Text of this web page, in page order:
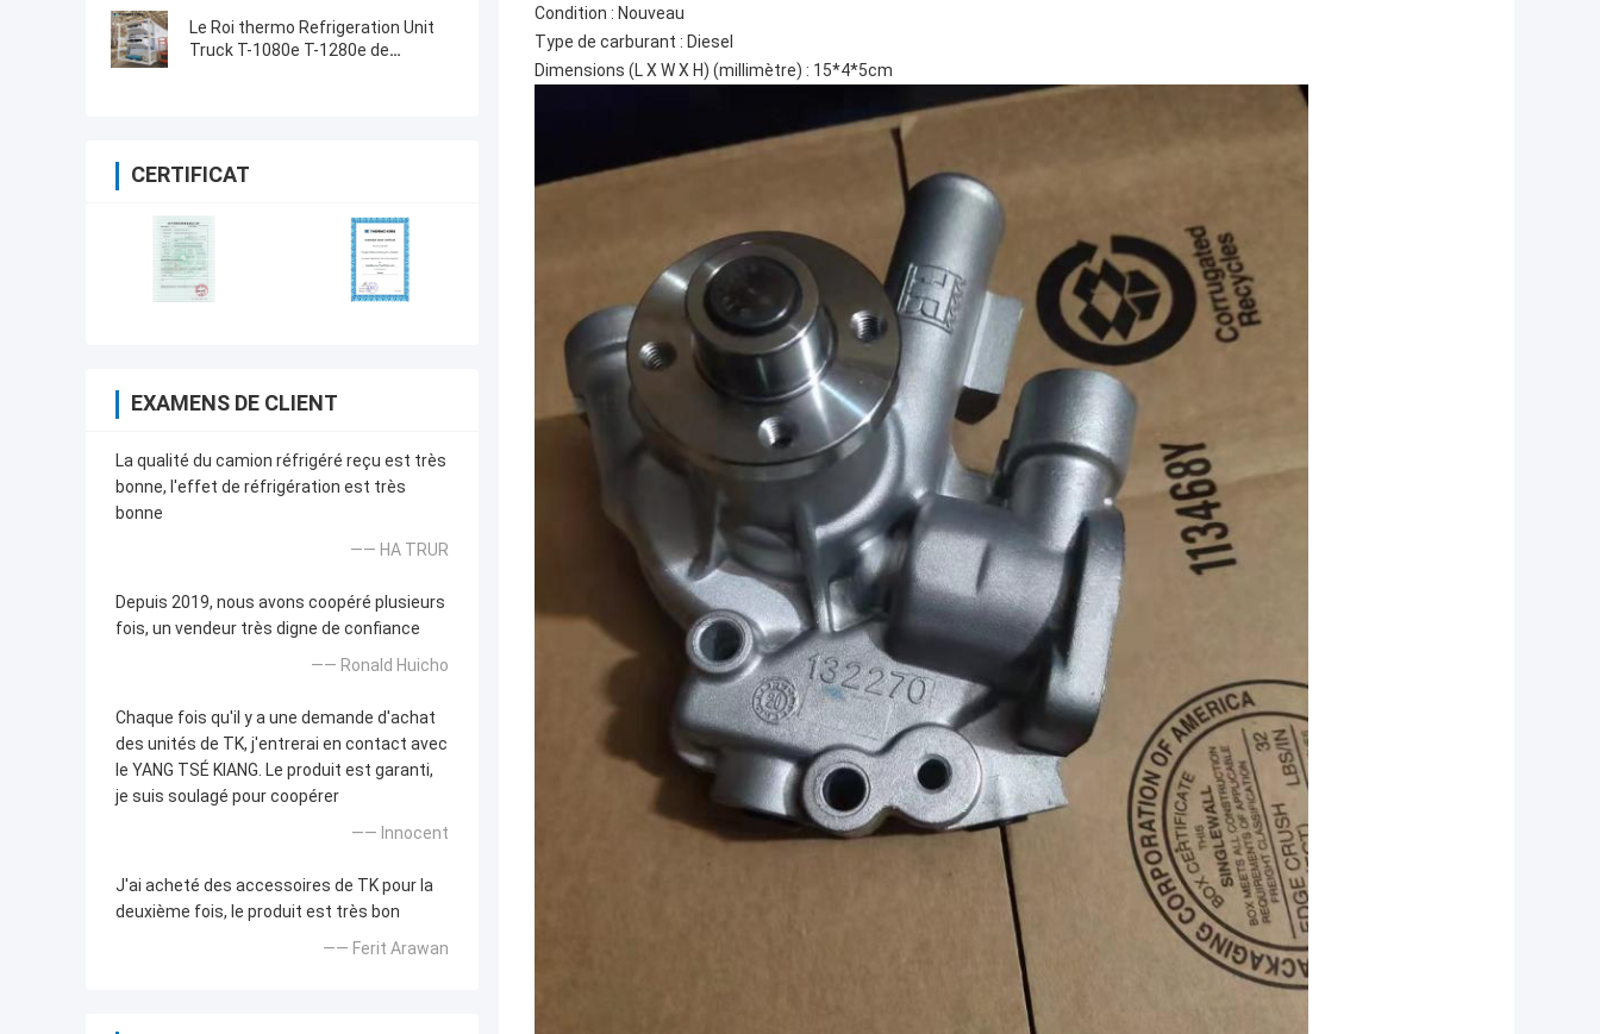
SR3 SR4
Le Roi thermo Refrigeration Unit
Truck T-1080e T-1280e de
CERTIFICAT
EXAMENS DE CLIENT
La qualité du camion réfrigéré reçu est très
bonne, l'effet de réfrigération est très
bonne
—— HA TRUR
Depuis 2019, nous avons coopéré plusieurs
fois, un vendeur très digne de confiance
—— Ronald Huicho
Chaque fois qu'il y a une demande d'achat
des unités de TK, j'entrerai en contact avec
le YANG TSÉ KIANG. Le produit est garanti,
je suis soulagé pour coopérer
—— Innocent
J'ai acheté des accessoires de TK pour la
deuxième fois, le produit est très bon
—— Ferit Arawan
Condition : Nouveau
Type de carburant : Diesel
Dimensions (L X W X H) (millimètre) : 15*4*5cm